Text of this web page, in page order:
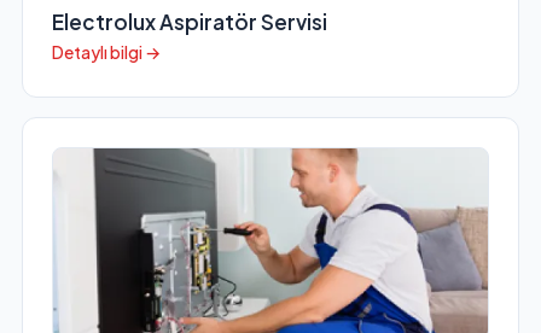
Electrolux Aspiratör Servisi
Detaylı bilgi →